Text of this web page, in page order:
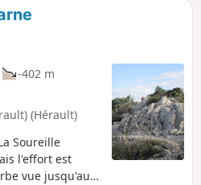
-402 m
(Hérault)
Soureille
l'effort est
vue jusqu'aux